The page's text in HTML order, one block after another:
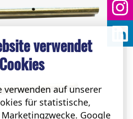
verwendet
Cookies
auf unserer
für statistische,
Google